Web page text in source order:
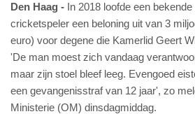
Den Haag
In 2018 loofde een
cricketspeler een beloning uit van 3
euro) voor degene die Kamerlid Geert
'De man moest zich vandaag
maar zijn stoel bleef leeg. Evengoed
een gevangenisstraf van 12 jaar', zo
Ministerie (OM) dinsdagmiddag.